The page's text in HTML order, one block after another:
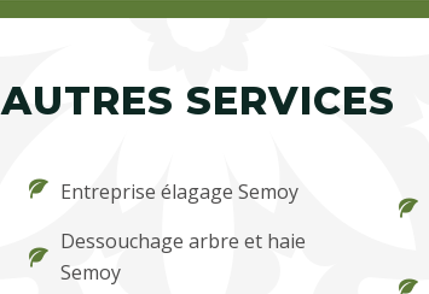
AUTRES SERVICES
Entreprise élagage Semoy
Dessouchage arbre et haie
Semoy